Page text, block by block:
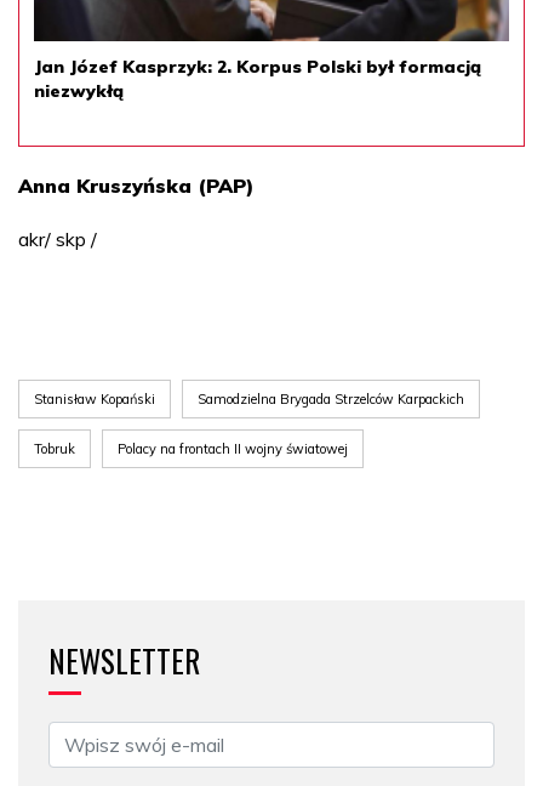
Jan Józef Kasprzyk: 2. Korpus Polski był formacją
niezwykłą
Anna Kruszyńska (PAP)
akr/ skp /
Stanisław Kopański Samodzielna Brygada Strzelców Karpackich
Tobruk Polacy na frontach II wojny światowej
NEWSLETTER